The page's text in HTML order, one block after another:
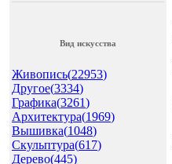
Вид искусства
Живопись(22953)
Другое(3334)
Графика(3261)
Архитектура(1969)
Вышивка(1048)
Скульптура(617)
Дерево(445)